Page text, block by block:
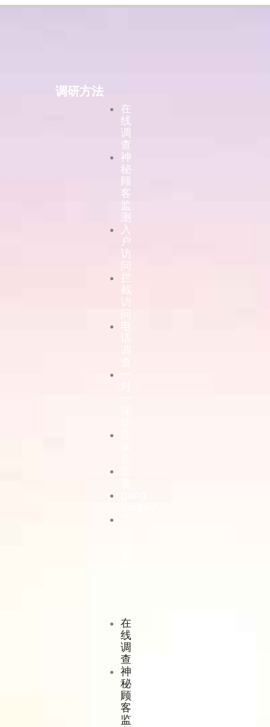
调研方法
在
线
调
查
神
秘
顾
客
监
测
入
户
访
问
拦
截
访
在
线
调
查
神
秘
顾
客
监